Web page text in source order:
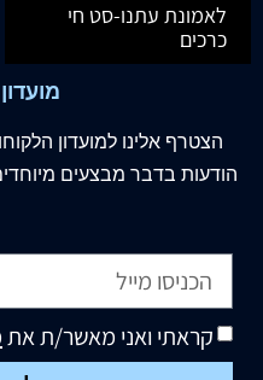
לאמונת עתנו-סט חי
כרכים
הצטרף אלינו למועדון
הודעות בדבר מבצעים
קראתי ואני מאשר/ת את